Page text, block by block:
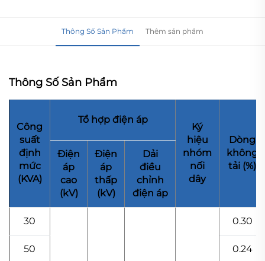
Thông Số Sản Phẩm Thêm sản phẩm
Thông Số Sản Phẩm
Công
suất
định
mức
(KVA)
Tổ hợp điện áp
Ký
hiệu
nhóm
nối
dây
Dòng
không
tải (%)
Điện
áp
cao
(kV)
Điện
áp
thấp
(kV)
Dải
điều
chỉnh
điện áp
30 0.30
50 0.24